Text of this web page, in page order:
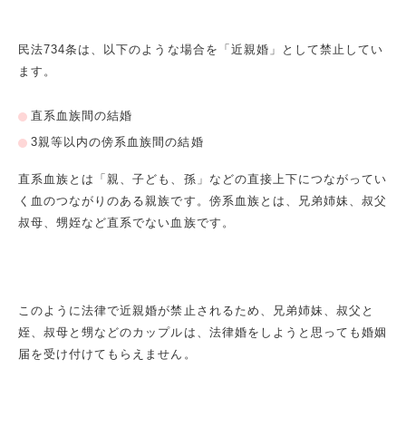
民法734条は、以下のような場合を「近親婚」として禁止してい
ます。
直系血族間の結婚
3親等以内の傍系血族間の結婚
直系血族とは「親、子ども、孫」などの直接上下につながってい
く血のつながりのある親族です。傍系血族とは、兄弟姉妹、叔父
叔母、甥姪など直系でない血族です。
このように法律で近親婚が禁止されるため、兄弟姉妹、叔父と
姪、叔母と甥などのカップルは、法律婚をしようと思っても婚姻
届を受け付けてもらえません。